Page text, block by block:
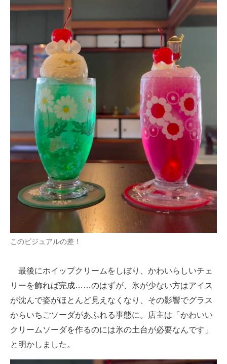
このビジュアルの差！
最後にホイップクリームをしぼり、かわいらしいチェ
リーを飾れば完成……のはずが、氷が少ない方はアイス
が沈んで姿がほとんど見えなくなり、その影響でグラス
からいちごソーダがあふれる事態に。店主は「かわいい
クリームソーダを作るのには氷の土台が必要なんです」
と明かしました。